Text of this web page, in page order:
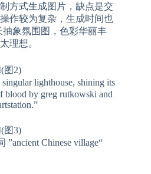
方式生成图片，缺点是交
作较为复杂，生成时间也
抽象氛围图，色彩华丽丰
理想。
lighthouse, shining its
blood by greg rutkowski and
Chinese village“